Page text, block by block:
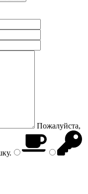
Пожалуйста,
.